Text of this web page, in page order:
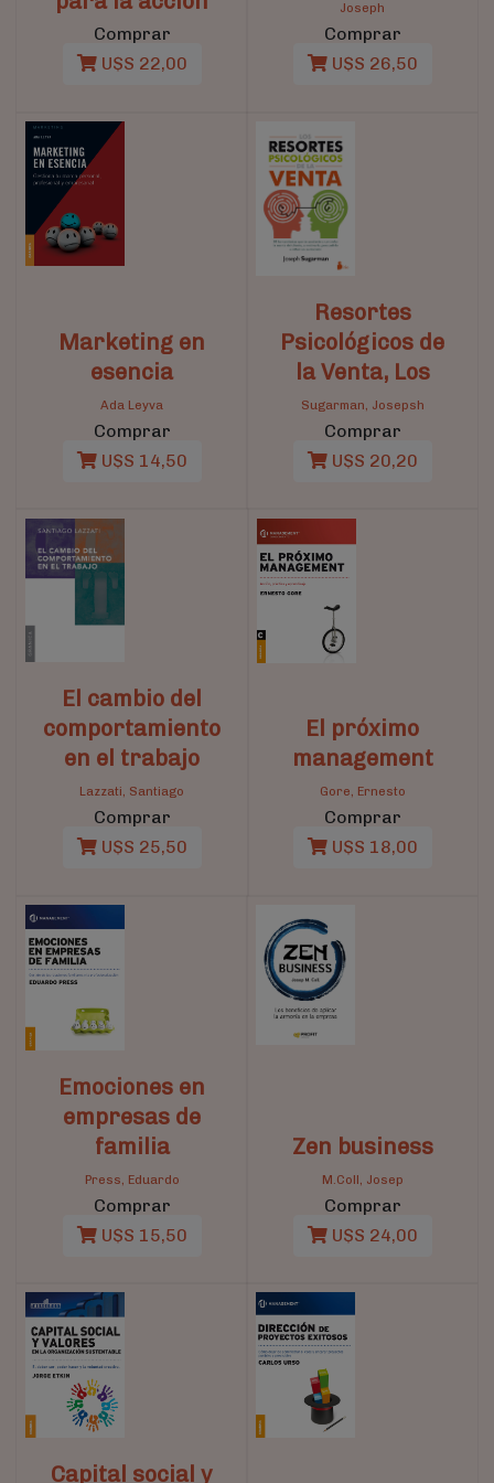
Comprar
U$S 22,00
Joseph
Comprar
U$S 26,50
Marketing en
esencia
Ada Leyva
Comprar
U$S 14,50
Resortes
Psicológicos de
la Venta, Los
Sugarman, Josepsh
Comprar
U$S 20,20
El cambio del
comportamiento
en el trabajo
Lazzati, Santiago
Comprar
U$S 25,50
El próximo
management
Gore, Ernesto
Comprar
U$S 18,00
Emociones en
empresas de
familia
Press, Eduardo
Comprar
U$S 15,50
Zen business
M.Coll, Josep
Comprar
U$S 24,00
Capital social y